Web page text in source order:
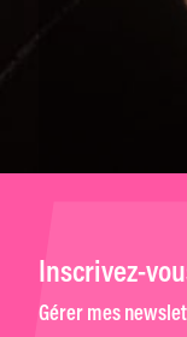
Inscrivez-
Gérer mes